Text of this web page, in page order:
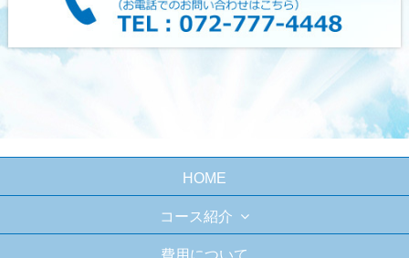
HOME
コース紹介
費用について